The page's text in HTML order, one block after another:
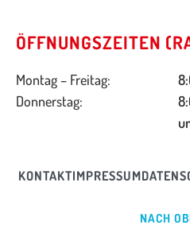
ÖFFNUNGSZEITEN
Montag – Freitag:
Donnerstag:
KONTAKTIMPRESSUM
NACH